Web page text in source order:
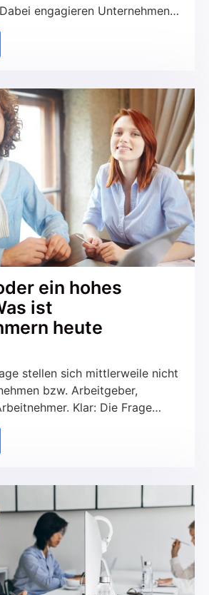
engagieren Unternehmen
IT-Experten (Freelancer)
oder ganze Projekte,
für diese Tätigkeiten
Freelancern spezialisiert
Unternehmen dabei,
je nach Anforderungen und
In […]
ein hohes
ist
heute
stellen sich mittlerweile nicht
bzw. Arbeitgeber,
Klar: Die Frage
ist für viele immer noch
geht es unter anderem
sich am Ende des Monats die
auch den ein oder anderen